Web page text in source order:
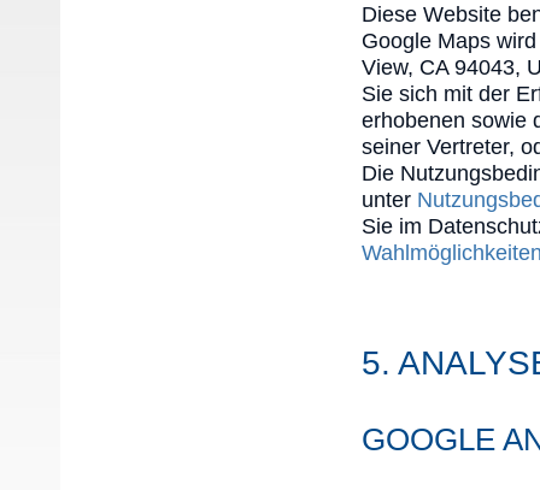
Diese Website
Google Maps
View, CA 94043,
Sie sich mit der
erhobenen sowie
seiner Vertreter,
Die
unter
Sie im
5.
GOOGLE